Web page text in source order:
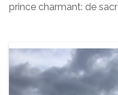
prince charmant: de